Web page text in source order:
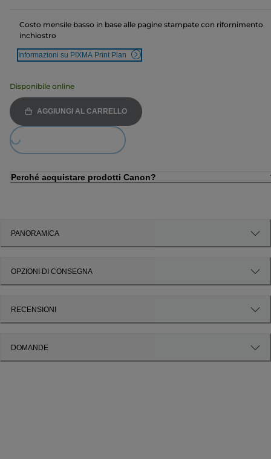
Costo mensile basso in base alle pagine stampate con rifornimento
inchiostro
Informazioni su PIXMA Print Plan
Disponibile online
AGGIUNGI AL CARRELLO
Loading...
Perché acquistare prodotti Canon?
PANORAMICA
OPZIONI DI CONSEGNA
RECENSIONI
DOMANDE